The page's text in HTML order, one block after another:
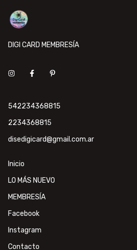
DIGI CARD MEMBRESÍA
542234368815
2234368815
disedigicard@gmail.com.ar
Inicio
LO MÁS NUEVO
MEMBRESÍA
Facebook
Instagram
Contacto